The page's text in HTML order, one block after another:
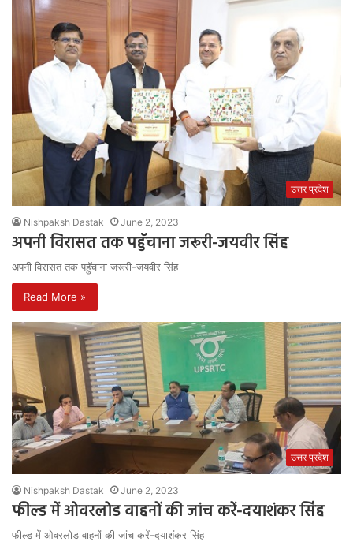
उत्तर प्रदेश
Nishpaksh Dastak June 2, 2023
अपनी विरासत तक पहुॅचाना जरूरी-जयवीर सिंह
अपनी विरासत तक पहुॅचाना जरूरी-जयवीर सिंह
Read More »
उत्तर प्रदेश
Nishpaksh Dastak June 2, 2023
फील्ड में ओवरलोड वाहनों की जांच करें-दयाशंकर सिंह
फील्ड में ओवरलोड वाहनों की जांच करें-दयाशंकर सिंह